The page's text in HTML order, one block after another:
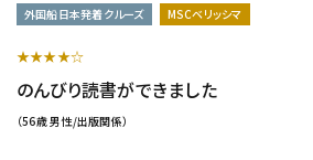
外国船日本発着クルーズ MSCベリッシマ
★★★★☆
のんびり読書ができました
（56歳 男性/出版関係）